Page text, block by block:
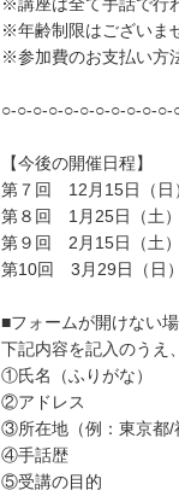
※年齢制限はございま
※参加費のお支払い方
○-○-○-○-○-○-○-○-○-○-
【今後の開催日程】
第７回 12月15日（日
第８回 1月25日（土
第９回 2月15日（土
第10回 3月29日（日
■フォームが開けない
下記内容を記入のうえ
①氏名（ふりがな）
②アドレス
③所在地（例：東京都/
④手話歴
⑤受講の目的